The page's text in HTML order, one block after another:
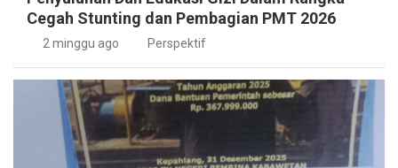
Cegah Stunting dan Pembagian PMT 2026
2 minggu ago Perspektif